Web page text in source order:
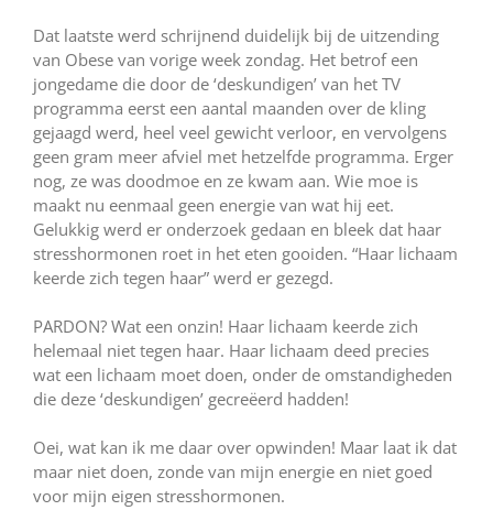
Dat laatste werd schrijnend duidelijk bij de uitzending
van Obese van vorige week zondag. Het betrof een
jongedame die door de ‘deskundigen’ van het TV
programma eerst een aantal maanden over de kling
gejaagd werd, heel veel gewicht verloor, en vervolgens
geen gram meer afviel met hetzelfde programma. Erger
nog, ze was doodmoe en ze kwam aan. Wie moe is
maakt nu eenmaal geen energie van wat hij eet.
Gelukkig werd er onderzoek gedaan en bleek dat haar
stresshormonen roet in het eten gooiden. “Haar lichaam
keerde zich tegen haar” werd er gezegd.
PARDON? Wat een onzin! Haar lichaam keerde zich
helemaal niet tegen haar. Haar lichaam deed precies
wat een lichaam moet doen, onder de omstandigheden
die deze ‘deskundigen’ gecreëerd hadden!
Oei, wat kan ik me daar over opwinden! Maar laat ik dat
maar niet doen, zonde van mijn energie en niet goed
voor mijn eigen stresshormonen.